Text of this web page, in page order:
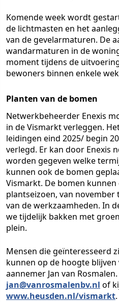
Komende week wordt
de lichtmasten en het
van de gevelarmaturen. De
wandarmaturen in de
moment tijdens de
bewoners binnen enkele
Planten van de bomen
Netwerkbeheerder Enexis
in de Vismarkt verleggen.
leidingen eind 2025/ begin
verlegd. Er kan door Enexis
worden gegeven welke
kunnen ook de bomen
Vismarkt. De bomen
plantseizoen, van
van de werkzaamheden. In
we tijdelijk bakken met
plein.
Mensen die geïnteresseerd
kunnen op de hoogte
aannemer Jan van
jan@vanrosmalenbv.nl of
www.heusden.nl/vismarkt.